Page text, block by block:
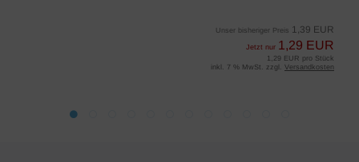
Unser bisheriger Preis 1,39 EUR
Jetzt nur 1,29 EUR
1,29 EUR pro Stück
inkl. 7 % MwSt. zzgl. Versandkosten